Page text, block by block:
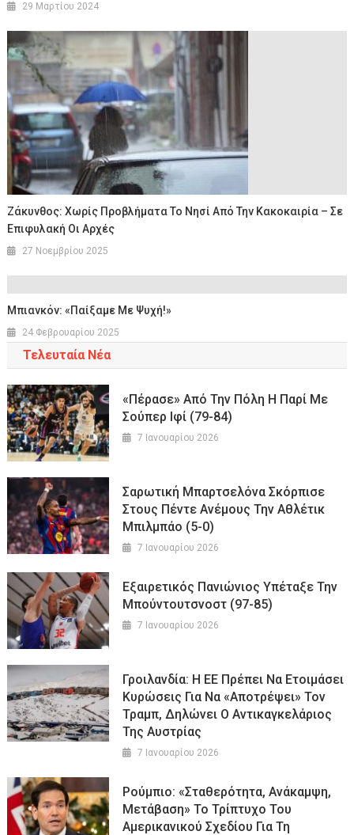
29 Μαρτίου 2024
Ζάκυνθος: Χωρίς Προβλήματα Το Νησί Από Την Κακοκαιρία – Σε
Επιφυλακή Οι Αρχές
27 Νοεμβρίου 2025
Μπιανκόν: «Παίξαμε Με Ψυχή!»
24 Φεβρουαρίου 2025
Τελευταία Νέα
«Πέρασε» Από Την Πόλη Η Παρί Με
Σούπερ Ιφί (79-84)
7 Ιανουαρίου 2026
Σαρωτική Μπαρτσελόνα Σκόρπισε
Στους Πέντε Ανέμους Την Αθλέτικ
Μπιλμπάο (5-0)
7 Ιανουαρίου 2026
Εξαιρετικός Πανιώνιος Υπέταξε Την
Μπούντουτσνοστ (97-85)
7 Ιανουαρίου 2026
Γροιλανδία: Η ΕΕ Πρέπει Να Ετοιμάσει
Κυρώσεις Για Να «αποτρέψει» Τον
Τραμπ, Δηλώνει Ο Αντικαγκελάριος
Της Αυστρίας
7 Ιανουαρίου 2026
Ρούμπιο: «Σταθερότητα, Ανάκαμψη,
Μετάβαση» Το Τρίπτυχο Του
Αμερικανικού Σχεδίου Για Τη